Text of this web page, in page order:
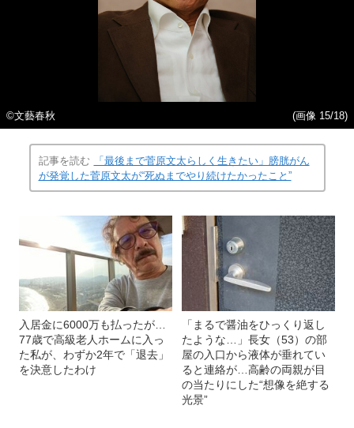
©文藝春秋 (画像 15/18)
記事を読む
「最後まで菅原文太らしく生きたい」膀胱がん
が発覚した菅原文太が“死ぬまでやり続けたかったこと”
入居金に6000万も払ったが…
77歳で高級老人ホームに入っ
た私が、わずか2年で「退去」
を決意したわけ
「まるで醤油をひっくり返し
たような…」長女（53）の部
屋の入口から液体が垂れてい
ると連絡が…高齢の両親が目
の当たりにした“想像を絶する
光景”